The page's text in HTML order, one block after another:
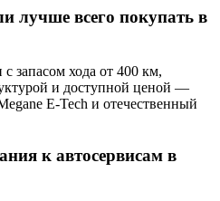
лучше всего покупать в
запасом хода от 400 км,
и доступной ценой —
E-Tech и отечественный
к автосервисам в